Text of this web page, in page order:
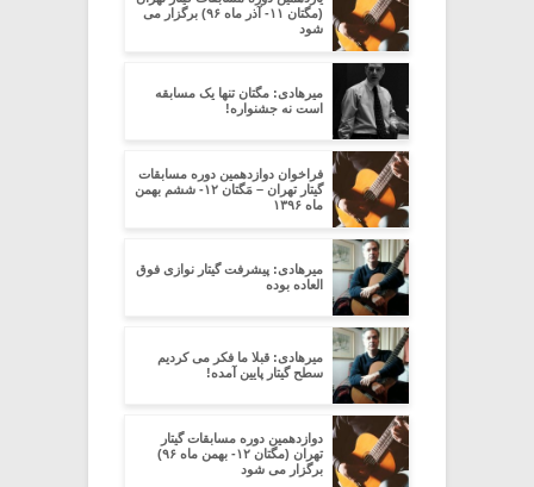
(مگتان ۱۱- آذر ماه ۹۶) برگزار می
شود
میرهادی: مگتان تنها یک مسابقه
است نه جشنواره!
فراخوان دوازدهمین دوره مسابقات
گیتار تهران – مَگتان ۱۲- ششم بهمن
ماه ۱۳۹۶
میرهادی: پیشرفت گیتار نوازی فوق
العاده بوده
میرهادی: قبلا ما فکر می کردیم
سطح گیتار پایین آمده!
دوازدهمین دوره مسابقات گیتار
تهران (مگتان ۱۲- بهمن ماه ۹۶)
برگزار می شود